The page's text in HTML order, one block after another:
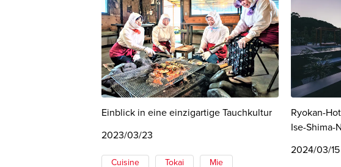
Einblick in eine einzigartige Tauchkultur
2023/03/23
Cuisine Tokai Mie
Ryokan-
Ise-Shima-
2024/03/15